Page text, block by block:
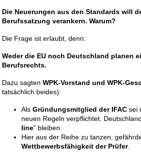
Die Neuerungen aus den Standards will
Berufssatzung verankern. Warum?
Die Frage ist erlaubt, denn:
Weder die EU noch Deutschland planen
Berufsrechts.
Dazu sagten WPK-Vorstand und WPK-
tatsächlich beides):
Als Gründungsmitglied der IFAC sei
neuen Regeln verpflichtet.
line“ bleiben.
Hier aus der Reihe zu tanzen,
Wettbewerbsfähigkeit der Prüfer.